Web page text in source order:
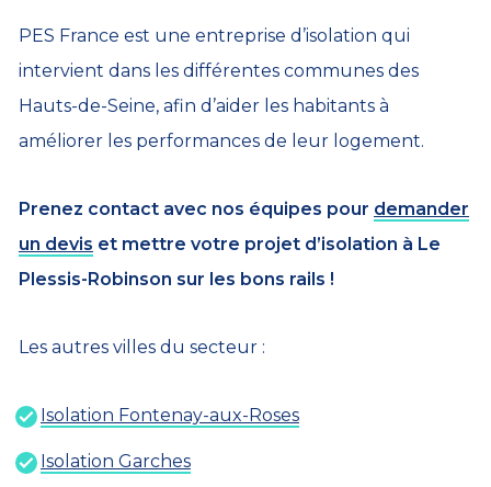
PES France est une entreprise d’isolation qui
intervient dans les différentes communes des
Hauts-de-Seine, afin d’aider les habitants à
améliorer les performances de leur logement.
Prenez contact avec nos équipes pour demander
un devis et mettre votre projet d’isolation à Le
Plessis-Robinson sur les bons rails !
Les autres villes du secteur :
Isolation Fontenay-aux-Roses
Isolation Garches